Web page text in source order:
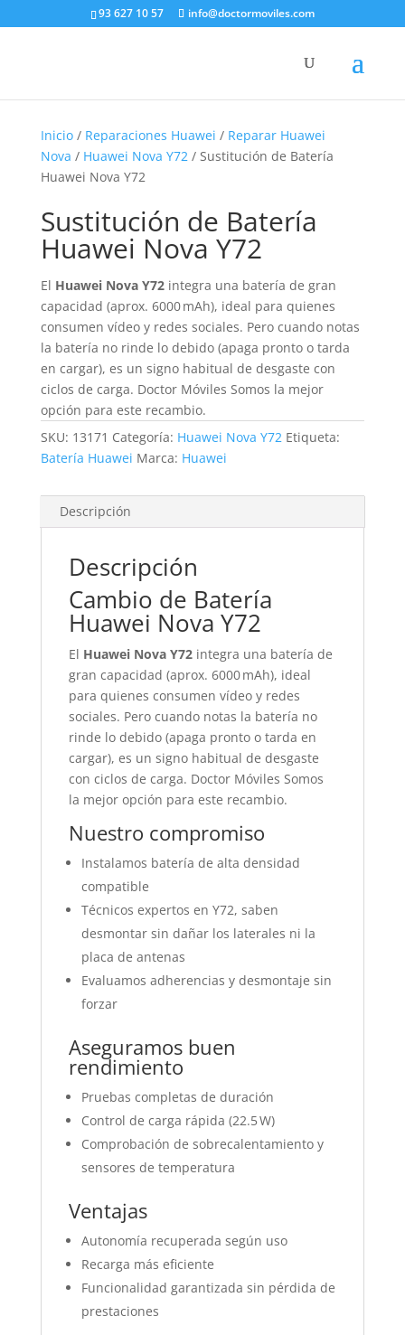
93 627 10 57 info@doctormoviles.com
Inicio/ Reparaciones Huawei / Reparar Huawei
Nova / Huawei Nova Y72/ Sustitución de Batería
Huawei Nova Y72
Sustitución de Batería
Huawei Nova Y72
El Huawei Nova Y72integra una batería de gran
capacidad (aprox. 6000 mAh), ideal para quienes
consumen vídeo y redes sociales. Pero cuando notas
la batería no rinde lo debido (apaga pronto o tarda
en cargar), es un signo habitual de desgaste con
ciclos de carga. Doctor Móviles Somos la mejor
opción para este recambio.
SKU: 13171 Categoría: Huawei Nova Y72 Etiqueta:
Batería Huawei Marca: Huawei
Descripción
Descripción
Cambio de Batería
Huawei Nova Y72
El Huawei Nova Y72integra una batería de
gran capacidad (aprox. 6000 mAh), ideal
para quienes consumen vídeo y redes
sociales. Pero cuando notas la batería no
rinde lo debido (apaga pronto o tarda en
cargar), es un signo habitual de desgaste
con ciclos de carga. Doctor Móviles Somos
la mejor opción para este recambio.
Nuestro compromiso
Instalamos batería de alta densidad
compatible
Técnicos expertos en Y72, saben
desmontar sin dañar los laterales ni la
placa de antenas
Evaluamos adherencias y desmontaje sin
forzar
Aseguramos buen
rendimiento
Pruebas completas de duración
Control de carga rápida (22.5 W)
Comprobación de sobrecalentamiento y
sensores de temperatura
Ventajas
Autonomía recuperada según uso
Recarga más eficiente
Funcionalidad garantizada sin pérdida de
prestaciones